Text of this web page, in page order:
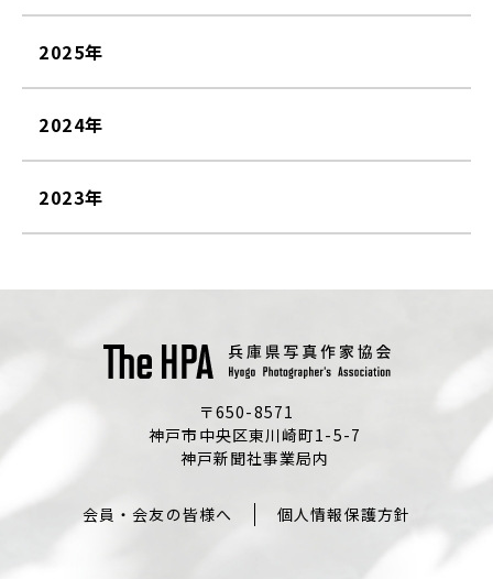
2025年
2024年
2023年
〒650-8571
神戸市中央区東川崎町1-5-7
神戸新聞社事業局内
会員・会友の皆様へ 個人情報保護方針